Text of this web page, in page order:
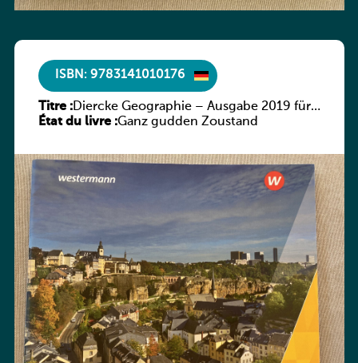
ISBN: 9783141010176
Titre :Diercke Geographie – Ausgabe 2019 für
Luxemburg Arbeitsheft 1
État du livre :Ganz gudden Zoustand